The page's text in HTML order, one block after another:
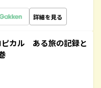
詳細を見る
ピカル ある旅の記録と